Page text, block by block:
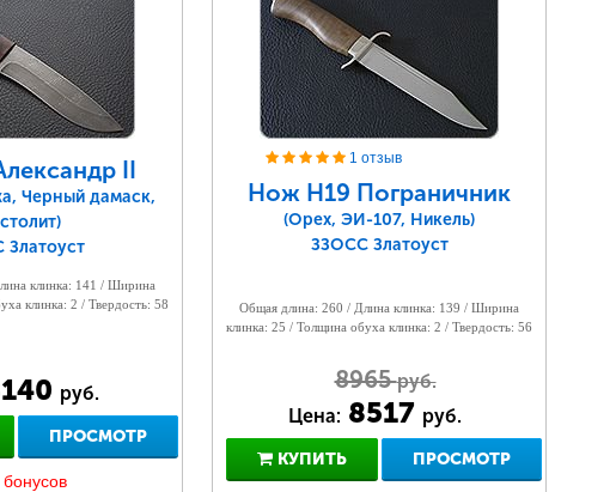
II
Черный дамаск,
клинка: 141 / Ширина
клинка: 2 / Твердость: 58
руб.
ПРОСМОТР
1 отзыв
Нож Н19 Пограничник
(Орех, ЭИ-107, Никель)
ЗЗОСС Златоуст
Общая длина: 260 / Длина клинка: 139 / Ширина
клинка: 25 / Толщина обуха клинка: 2 / Твердость: 56
8965руб.
Цена: 8517 руб.
КУПИТЬ ПРОСМОТР